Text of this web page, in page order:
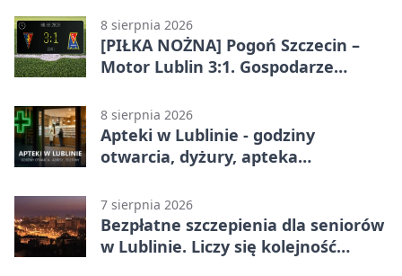
8 sierpnia 2026
[PIŁKA NOŻNA] Pogoń Szczecin –
Motor Lublin 3:1. Gospodarze
Ekstraklasy
8 sierpnia 2026
Apteki w Lublinie - godziny
otwarcia, dyżury, apteka
7 sierpnia 2026
Bezpłatne szczepienia dla seniorów
w Lublinie. Liczy się kolejność